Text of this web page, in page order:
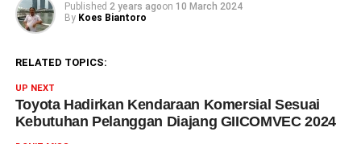
Published 2 years agoon 10 March 2024
By Koes Biantoro
RELATED TOPICS:
UP NEXT
Toyota Hadirkan Kendaraan Komersial Sesuai
Kebutuhan Pelanggan Diajang GIICOMVEC 2024